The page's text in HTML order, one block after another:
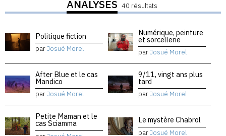
ANALYSES 40 résultats
Politique fiction
parJosué Morel
Numérique, peinture
et sorcellerie
parJosué Morel
After Blue et le cas
Mandico
parJosué Morel
9/11, vingt ans plus
tard
parJosué Morel
Petite Maman et le
cas Sciamma Le mystère Chabrol
parJosué Morel